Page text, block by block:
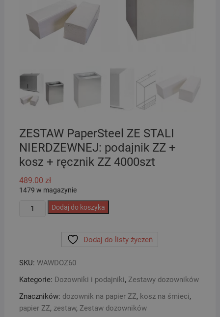
ZESTAW PaperSteel ZE STALI
NIERDZEWNEJ: podajnik ZZ +
kosz + ręcznik ZZ 4000szt
489.00 zł
1479 w magazynie
ilość
NIERDZEWNEJ:
podajnik
+
kosz
Dodaj do koszyka
Dodaj do listy życzeń
SKU: WAWDOZ60
Kategorie: Dozowniki i podajniki, Zestawy dozowników
Znaczników: dozownik na papier ZZ, kosz na śmieci,
papier ZZ, zestaw, Zestaw dozowników